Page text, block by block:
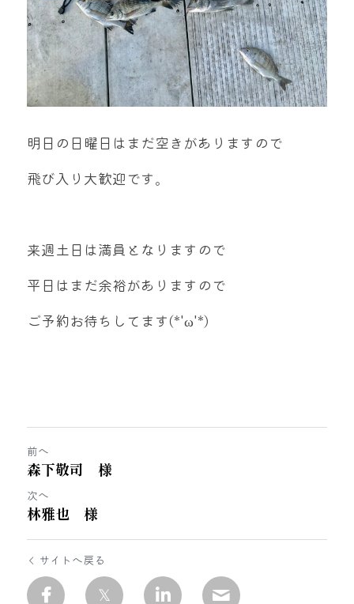
明日の日曜日はまだ空きがありますので
飛び入り大歓迎です。
来週土日は満員となりますので
平日はまだ余裕がありますので
ご予約お待ちしてます(*'ω'*)
前へ
森下敬司 様
次へ
林雅也 様
サイトへ戻る